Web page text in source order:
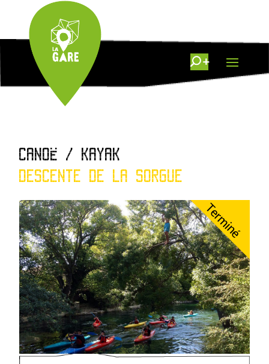
CANOË / KAYAK
DESCENTE DE LA SORGUE
Terminé